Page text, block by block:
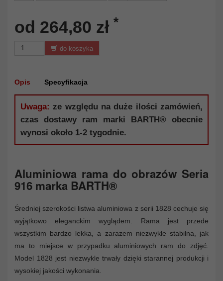
od 264,80 zł *
do koszyka
Opis Specyfikacja
Uwaga: ze względu na duże ilości zamówień,
czas dostawy ram marki BARTH® obecnie
wynosi około 1-2 tygodnie.
Aluminiowa rama do obrazów Seria
916 marka BARTH®
Średniej szerokości listwa aluminiowa z serii 1828 cechuje się
wyjątkowo eleganckim wyglądem. Rama jest przede
wszystkim bardzo lekka, a zarazem niezwykle stabilna, jak
ma to miejsce w przypadku aluminiowych ram do zdjęć.
Model 1828 jest niezwykle trwały dzięki starannej produkcji i
wysokiej jakości wykonania.